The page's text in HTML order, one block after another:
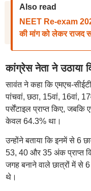
Also read
NEET Re-exam
की मांग को लेकर राजद
कांग्रेस नेता ने उठाया
सावंत ने कहा कि एमएच-सीईटी
पांचवां, छठा, 15वां, 16वां,
पर्सेंटाइल प्राप्त किए,
केवल 64.3% था।
उन्होंने बताया कि इनमें से 6
53, 40 और 35 अंक प्राप्त
जगह बनाने वाले छात्रों में से
थे।